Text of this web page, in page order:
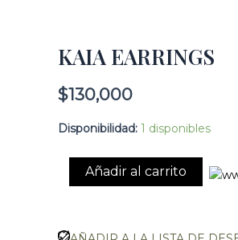
KAIA EARRINGS
$130,000
Disponibilidad: 1 disponibles
Añadir al carrito